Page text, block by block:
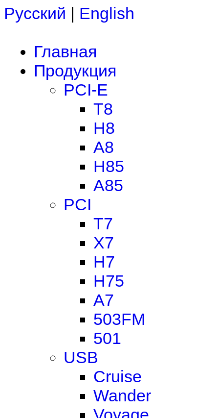
Русский | English
Главная
Продукция
PCI-E
T8
H8
A8
H85
A85
PCI
T7
X7
H7
H75
A7
503FM
501
USB
Cruise
Wander